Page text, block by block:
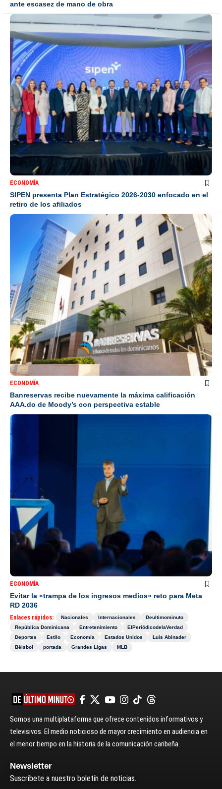
ante escasez de mano de obra
ECONOMÍA
SIPEN presenta Plan Estratégico 2026-2030 enfocado en el
retiro de los afiliados
ECONOMÍA
Banreservas recibe nuevamente la máxima calificación
AAA.do de Moody’s con perspectiva estable
ECONOMÍA
Evitar la «trampa de los ingresos medios» reto para Meta
RD 2036
Enlaces rápidos: Nacionales Internacionales
Deultimominuto
República Dominicana
Entretenimiento
ElPeriódicodelaVerdad
Deportes
Estilo Economía Estados Unidos
Luis Abinader
Béisbol
portada Grandes Ligas MLB
Somos una multiplataforma que ofrece contenidos informativos y
televisivos. El medio noticioso de mayor crecimiento en audiencia en
el menor tiempo en la historia de la comunicación caribeña.
Newsletter
Suscríbete a nuestro boletín de noticias.